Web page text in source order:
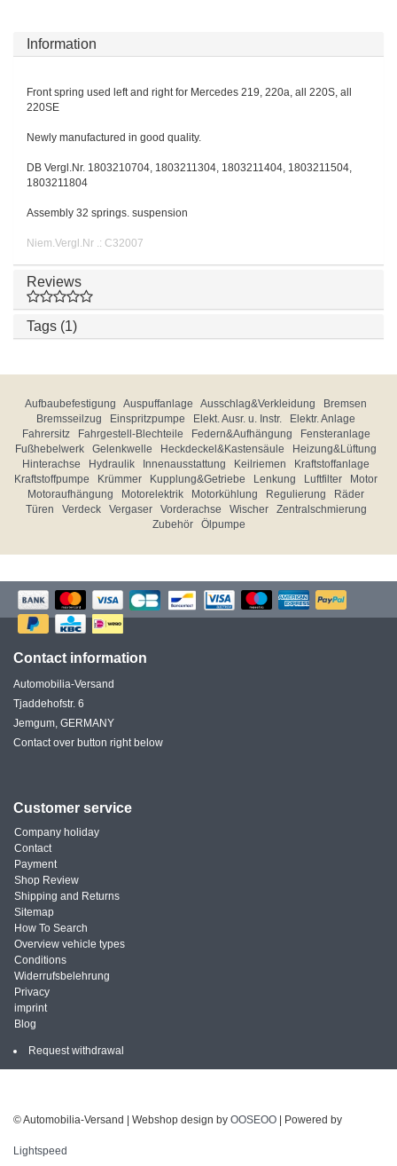
Information
Front spring used left and right for Mercedes 219, 220a, all 220S, all
220SE
Newly manufactured in good quality.
DB Vergl.Nr. 1803210704, 1803211304, 1803211404, 1803211504,
1803211804
Assembly 32 springs. suspension
Niem.Vergl.Nr .: C32007
Reviews
Tags (1)
Aufbaubefestigung Auspuffanlage Ausschlag&Verkleidung
Bremsen
Bremsseilzug
Einspritzpumpe Elekt. Ausr. u. Instr.
Elektr. Anlage
Fahrersitz
Fahrgestell-Blechteile Federn&Aufhängung
Fensteranlage
Fußhebelwerk
Gelenkwelle Heckdeckel&Kastensäule
Heizung&Lüftung
Hinterachse
Hydraulik Innenausstattung Keilriemen
Kraftstoffanlage
Kraftstoffpumpe
Krümmer Kupplung&Getriebe Lenkung Luftfilter
Motor
Motoraufhängung
Motorelektrik Motorkühlung Regulierung
Räder
Türen
Verdeck Vergaser Vorderachse Wischer
Zentralschmierung
Zubehör
Ölpumpe
Contact information
Automobilia-Versand
Tjaddehofstr. 6
Jemgum, GERMANY
Contact over button right below
Customer service
Company holiday
Contact
Payment
Shop Review
Shipping and Returns
Sitemap
How To Search
Overview vehicle types
Conditions
Widerrufsbelehrung
Privacy
imprint
Blog
Request withdrawal
© Automobilia-Versand | Webshop design by OOSEOO | Powered by
Lightspeed